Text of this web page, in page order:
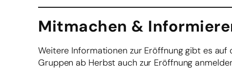
Mitmachen &
Weitere Informationen zur Eröffnung gibt es auf
Gruppen ab Herbst auch zur Eröffnung